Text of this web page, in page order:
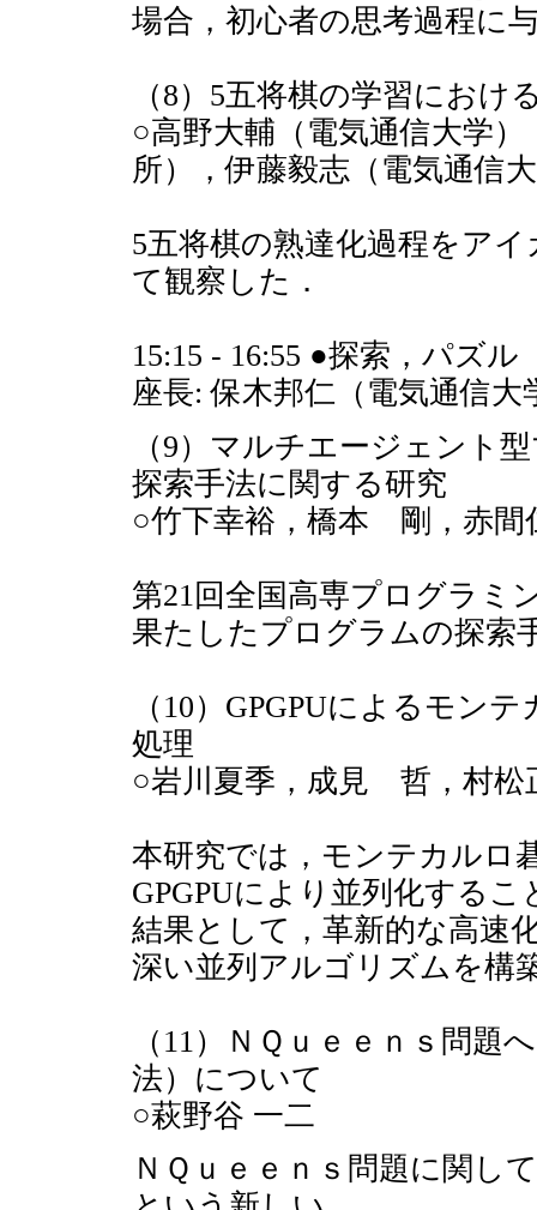
場合，初心者の思考過程に
（8）5五将棋の学習におけ
○高野大輔（電気通信大学
所），伊藤毅志（電気通信
5五将棋の熟達化過程をア
て観察した．
15:15 - 16:55 ●探索，パズ
座長: 保木邦仁（電気通信大
（9）マルチエージェント
探索手法に関する研究
○竹下幸裕，橋本 剛，赤間
第21回全国高専プログラミ
果たしたプログラムの探索
（10）GPGPUによるモン
処理
○岩川夏季，成見 哲，村松
本研究では，モンテカルロ
GPGPUにより並列化する
結果として，革新的な高速
深い並列アルゴリズムを構
（11）ＮＱｕｅｅｎｓ問題
法）について
○萩野谷 一二
ＮＱｕｅｅｎｓ問題に関し